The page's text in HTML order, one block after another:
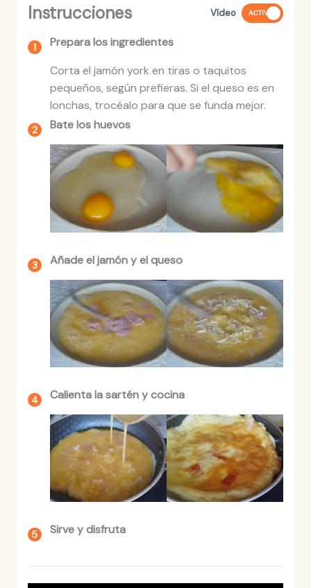
Instrucciones Vídeo ACTIVO
Prepara los ingredientes
Corta el jamón york en tiras o taquitos
pequeños, según prefieras. Si el queso es en
lonchas, trocéalo para que se funda mejor.
Bate los huevos
Añade el jamón y el queso
Calienta la sartén y cocina
Sirve y disfruta